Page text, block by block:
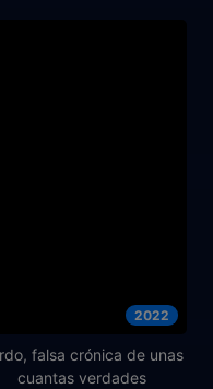
2022
falsa crónica de unas
cuantas verdades